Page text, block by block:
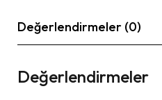
Değerlendirmeler (0)
Değerlendirmeler